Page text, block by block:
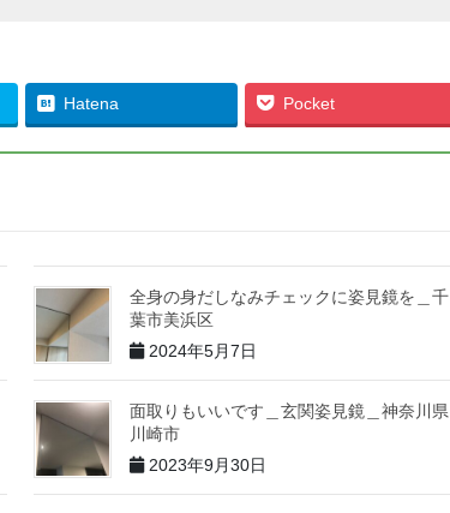
Hatena Pocket
全身の身だしなみチェックに姿見鏡を＿千
葉市美浜区
2024年5月7日
面取りもいいです＿玄関姿見鏡＿神奈川県
川崎市
2023年9月30日